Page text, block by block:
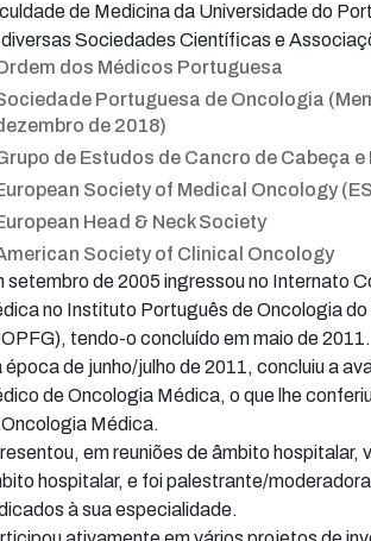
de Medicina da Universidade do
Sociedades Científicas e
dos Médicos Portuguesa
Portuguesa de Oncologia
de 2018)
de Estudos de Cancro de Cabeça
Society of Medical Oncology
Head & Neck Society
Society of Clinical Oncology
setembro de 2005 ingressou no Internato
no Instituto Português de Oncologia
tendo-o concluído em maio de 2011.
época de junho/julho de 2011, concluiu a
de Oncologia Médica, o que lhe
Médica.
em reuniões de âmbito hospitalar,
hospitalar, e foi palestrante/
à sua especialidade.